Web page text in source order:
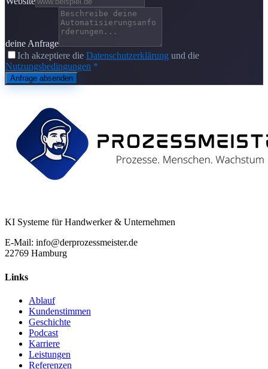
deine Anfrage
Ich akzeptiere die Datenschutzerklärung und die
Nutzungsbedingungen *
Anfrage absenden
KI Systeme für Handwerker & Unternehmen
E-Mail: info@derprozessmeister.de
22769 Hamburg
Links
Ablauf
Kundenstimmen
Geschichte
Podcast
Karriere
Leistungen
Referenzen